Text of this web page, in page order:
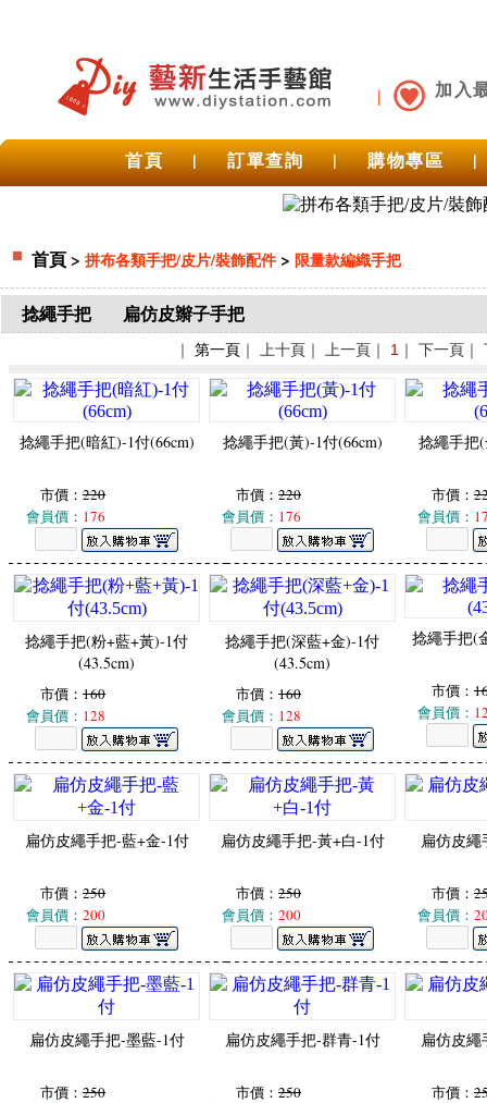
加入
首頁 | 訂單查詢 | 購物專區 |
首頁 > 拼布各類手把/皮片/裝飾配件> 限量款編織手把
捻繩手把 扁仿皮辮子手把
｜ 第一頁 ｜ 上十頁｜ 上一頁｜ 1 ｜ 下一頁
捻繩手把(暗紅)-1付(66cm)
市價： 220
會員價： 176
捻繩手把(黃)-1付(66cm)
市價： 220
會員價： 176
捻繩手把
市價：
會員價：
捻繩手把(粉+藍+黃)-1付
(43.5cm)
市價： 160
會員價： 128
捻繩手把(深藍+金)-1付
(43.5cm)
市價： 160
會員價： 128
捻繩手把(
市價：
會員價：
扁仿皮繩手把-藍+金-1付
市價： 250
會員價： 200
扁仿皮繩手把-黃+白-1付
市價： 250
會員價： 200
扁仿皮繩
市價：
會員價：
扁仿皮繩手把-墨藍-1付
市價： 250
扁仿皮繩手把-群青-1付
市價： 250
扁仿皮繩
市價：